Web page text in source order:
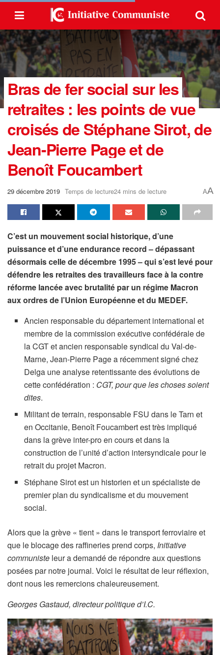
Bras de fer social sur les
retraites : les points de vue
croisés de Stéphane Sirot, de
Jean-Pierre Page et de
Benoît Foucambert
29 décembre 2019 Temps de lecture24 mins de lecture AA
C’est un mouvement social historique, d’une
puissance et d’une endurance record – dépassant
désormais celle de décembre 1995 – qui s’est levé pour
défendre les retraites des travailleurs face à la contre
réforme lancée avec brutalité par un régime Macron
aux ordres de l’Union Européenne et du MEDEF.
Ancien responsable du département international et
membre de la commission exécutive confédérale de
la CGT et ancien responsable syndical du Val-de-
Marne, Jean-Pierre Page a récemment signé chez
Delga une analyse retentissante des évolutions de
cette confédération : CGT, pour que les choses soient
dites.
Militant de terrain, responsable FSU dans le Tarn et
en Occitanie, Benoît Foucambert est très impliqué
dans la grève inter-pro en cours et dans la
construction de l’unité d’action intersyndicale pour le
retrait du projet Macron.
Stéphane Sirot est un historien et un spécialiste de
premier plan du syndicalisme et du mouvement
social.
Alors que la grève « tient » dans le transport ferroviaire et
que le blocage des raffineries prend corps, Initiative
communiste leur a demandé de répondre aux questions
posées par notre journal. Voici le résultat de leur réflexion,
dont nous les remercions chaleureusement.
Georges Gastaud, directeur politique d’I.C.